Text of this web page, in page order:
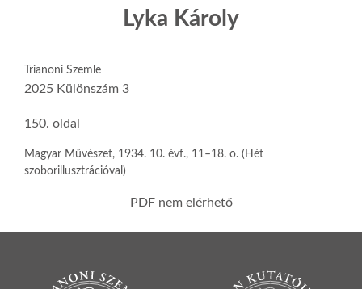
Lyka Károly
Trianoni Szemle
2025 Különszám 3
150. oldal
Magyar Művészet, 1934. 10. évf., 11–18. o. (Hét
szoborillusztrációval)
PDF nem elérhető